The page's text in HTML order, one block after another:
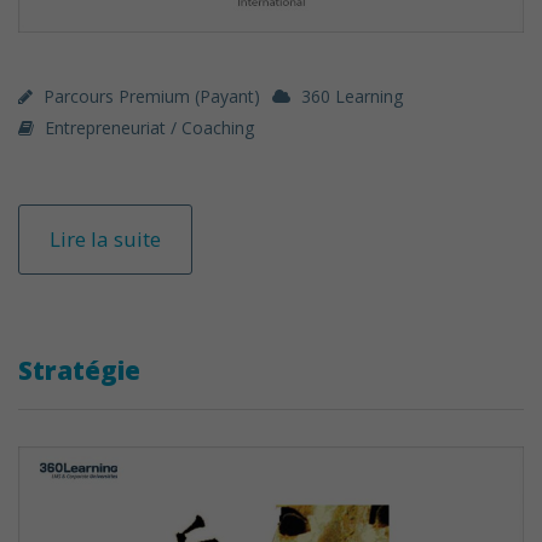
Parcours Premium (payant)
360 Learning
Entrepreneuriat / Coaching
Lire la suite
Stratégie